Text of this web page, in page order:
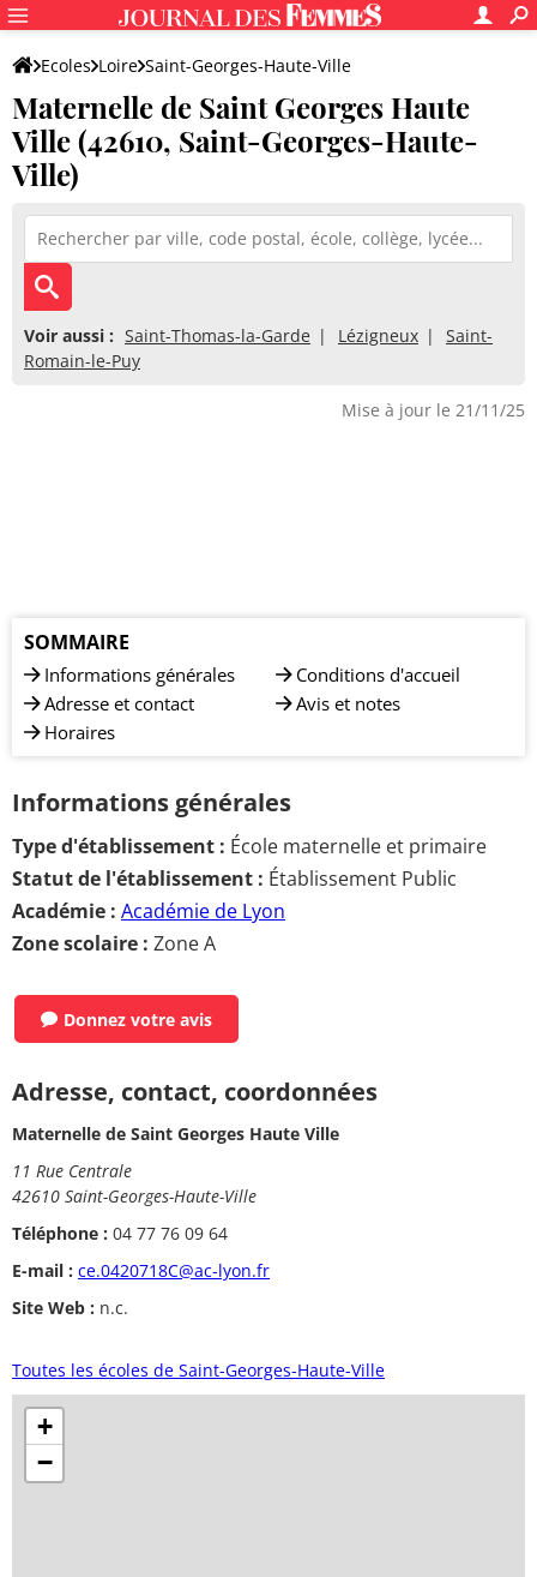
Ecoles Loire Saint-Georges-Haute-Ville
Maternelle de Saint Georges Haute Ville
Maternelle de Saint Georges Haute
Ville (42610, Saint-Georges-Haute-
Ville)
Voir aussi : Saint-Thomas-la-Garde Lézigneux
Saint-
Romain-le-Puy
Mise à jour le 21/11/25
SOMMAIRE
Informations générales
Adresse et contact
Horaires
Conditions d'accueil
Avis et notes
Informations générales
Type d'établissement : École maternelle et primaire
Statut de l'établissement : Établissement Public
Académie : Académie de Lyon
Zone scolaire : Zone A
Donnez votre avis
Adresse, contact, coordonnées
Maternelle de Saint Georges Haute Ville
11 Rue Centrale
42610 Saint-Georges-Haute-Ville
Téléphone : 04 77 76 09 64
E-mail : ce.0420718C@ac-lyon.fr
Site Web : n.c.
Toutes les écoles de Saint-Georges-Haute-Ville
+
−